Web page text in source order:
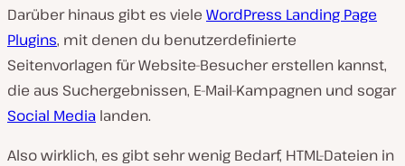
Darüber hinaus gibt es viele WordPress Landing Page
Plugins, mit denen du benutzerdefinierte
Seitenvorlagen für Website-Besucher erstellen kannst,
die aus Suchergebnissen, E-Mail-Kampagnen und sogar
Social Media landen.
Also wirklich, es gibt sehr wenig Bedarf, HTML-Dateien in